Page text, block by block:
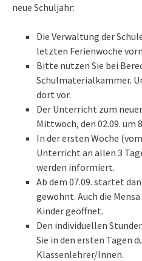
neue Schuljahr:
Die Verwaltung der
letzten Ferienwoche
Bitte nutzen Sie bei
Schulmaterialkammer.
dort vor.
Der Unterricht zum
Mittwoch, den 02.09. um
In der ersten Woche
Unterricht an allen 3
werden informiert.
Ab dem 07.09. startet
gewohnt. Auch die
Kinder geöffnet.
Den individuellen
Sie in den ersten Tagen
Klassenlehrer/Innen.